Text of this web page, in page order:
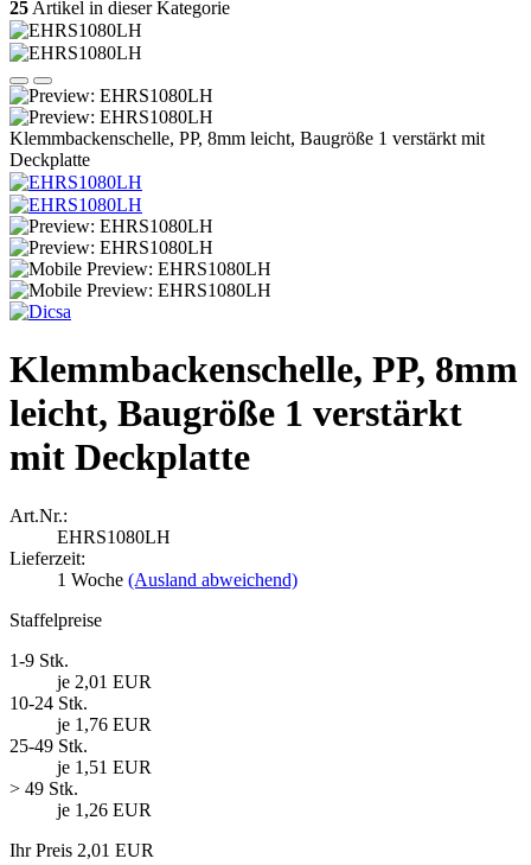
25 Artikel in dieser Kategorie
Klemmbackenschelle, PP, 8mm leicht, Baugröße 1 verstärkt mit
Deckplatte
Klemmbackenschelle, PP, 8mm
leicht, Baugröße 1 verstärkt
mit Deckplatte
Art.Nr.:
EHRS1080LH
Lieferzeit:
1 Woche (Ausland abweichend)
Staffelpreise
1-9 Stk.
je 2,01 EUR
10-24 Stk.
je 1,76 EUR
25-49 Stk.
je 1,51 EUR
> 49 Stk.
je 1,26 EUR
Ihr Preis 2,01 EUR